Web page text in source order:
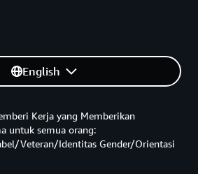
English
Kerja yang Memberikan
untuk semua orang:
Veteran/Identitas Gender/Orientasi